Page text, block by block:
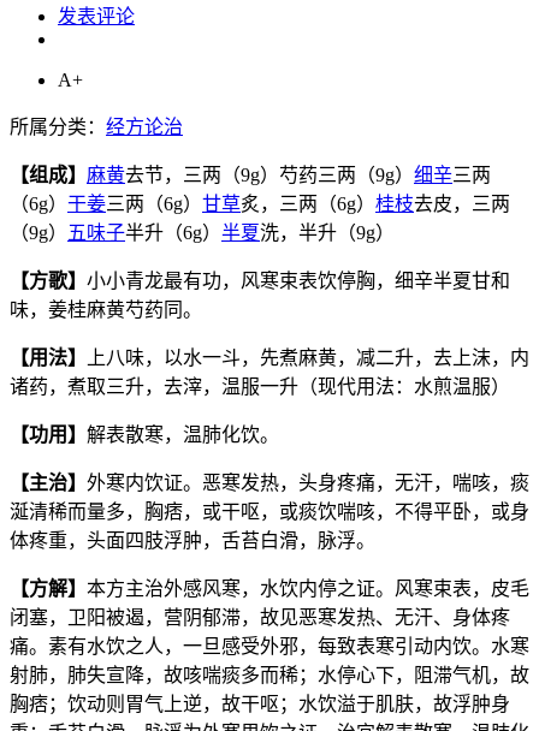
发表评论
A+
所属分类： 经方论治
【组成】 麻黄去节，三两（9g）芍药三两（9g） 细辛三两
（6g） 干姜三两（6g） 甘草炙，三两（6g） 桂枝去皮，三两
（9g）
五味子半升（6g） 半夏洗，半升（9g）
【方歌】 小小青龙最有功，风寒束表饮停胸，细辛半夏甘和
味，姜桂麻黄芍药同。
【用法】
上八味，以水一斗，先煮麻黄，减二升，去上沫，内
诸药，煮取三升，去滓，温服一升（现代用法：水煎温服）
【功用】 解表散寒，温肺化饮。
【主治】 外寒内饮证。恶寒发热，头身疼痛，无汗，喘咳，痰
涎清稀而量多，胸痞，或干呕，或痰饮喘咳，不得平卧，或身
体疼重，头面四肢浮肿，舌苔白滑，脉浮。
【方解】 本方主治外感风寒，水饮内停之证。风寒束表，皮毛
闭塞，卫阳被遏，营阴郁滞，故见恶寒发热、无汗、身体疼
痛。素有水饮之人，一旦感受外邪，每致表寒引动内饮。水寒
射肺，肺失宣降，故咳喘痰多而稀；水停心下，阻滞气机，故
胸痞；饮动则胃气上逆，故干呕；水饮溢于肌肤，故浮肿身